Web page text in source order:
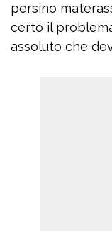
persino
certo il
assoluto che